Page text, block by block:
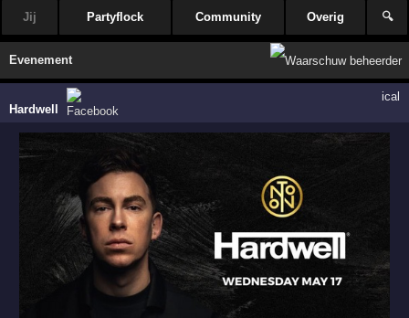
Jij Partyflock Community Overig 🔍
Evenement
Hardwell
ical